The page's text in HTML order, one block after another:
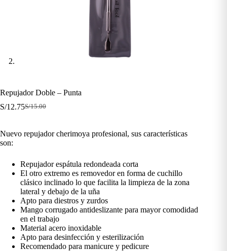
Repujador Doble – Punta
S/15.00
El
era:
S/12.75El
es:
Nuevo repujador cherimoya profesional, sus características
son:
Repujador espátula redondeada corta
El otro extremo es removedor en forma de cuchillo
clásico inclinado lo que facilita la limpieza de la zona
lateral y debajo de la uña
Apto para diestros y zurdos
Mango corrugado antideslizante para mayor comodidad
en el trabajo
Material acero inoxidable
Apto para desinfección y esterilización
Recomendado para manicure y pedicure